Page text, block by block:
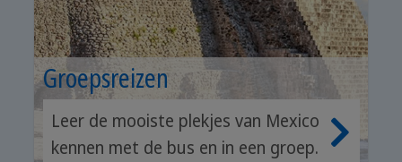
Groepsreizen
Leer de mooiste plekjes van Mexico
kennen met de bus en in een groep.